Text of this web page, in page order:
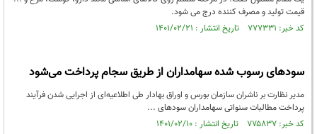
قیمت تولید و مصرف کننده درج می شود.
کد خبر: ۷۷۷۳۳۱ تاریخ انتشار : ۱۴۰۱/۰۲/۲۱
سودهای رسوب شده سهامداران از طریق سجام پرداخت می‌شود
مدیر نظارت بر ناشران سازمان بورس و اوراق بهادار طی اطلاعیه‌ای از اجرایی شدن فرآیند
پرداخت مطالبات سنواتی سهامداران سودهای ...
کد خبر: ۷۷۵۸۳۷ تاریخ انتشار : ۱۴۰۱/۰۲/۱۰